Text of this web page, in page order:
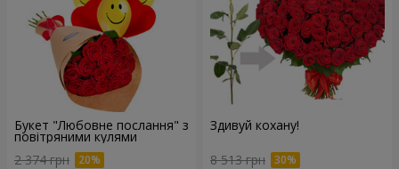
Букет "Любовне послання" з
повітряними кулями
2 374 грн
Здивуй кохану!
8 513 грн